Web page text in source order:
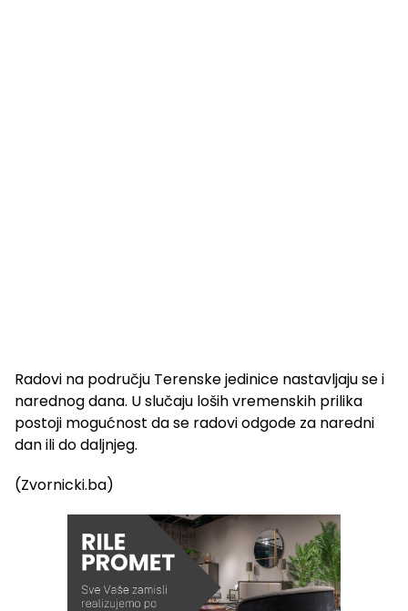
Radovi na području Terenske jedinice nastavljaju se i
narednog dana. U slučaju loših vremenskih prilika
postoji mogućnost da se radovi odgode za naredni
dan ili do daljnjeg.
(Zvornicki.ba)